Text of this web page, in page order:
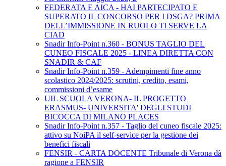
FEDERATA E AICA - HAI PARTECIPATO E
SUPERATO IL CONCORSO PER I DSGA? PRIMA
DELL’IMMISSIONE IN RUOLO TI SERVE LA
CIAD
Snadir Info-Point n.360 - BONUS TAGLIO DEL
CUNEO FISCALE 2025 - LINEA DIRETTA CON
SNADIR & CAF
Snadir Info-Point n.359 - Adempimenti fine anno
scolastico 2024/2025: scrutini, credito, esami,
commissioni d’esame
UIL SCUOLA VERONA- IL PROGETTO
ERASMUS- UNIVERSITA' DEGLI STUDI
BICOCCA DI MILANO PLACES
Snadir Info-Point n.357 - Taglio del cuneo fiscale 2025:
attivo su NoiPA il self-service per la gestione dei
benefici fiscali
FENSIR - CARTA DOCENTE Tribunale di Verona dà
ragione a FENSIR